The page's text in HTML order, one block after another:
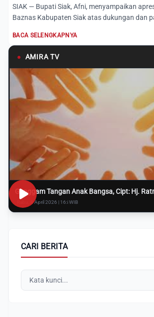
SIAK — Bupati Siak, Afni, menyampaikan
Baznas Kabupaten Siak atas dukungan dan
BACA SELENGKAPNYA
● AMIRA TV
Genggam Tangan Anak Bangsa, Cipt: Hj.
Rabu, 8 April 2026 | 16:i WIB
CARI BERITA